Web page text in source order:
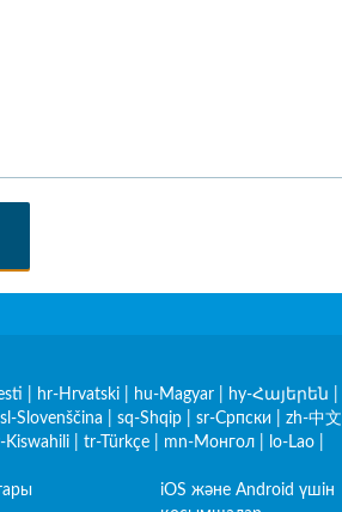
hr-Hrvatski hu-Magyar hy-Հայերեն
sl-Slovenščina sq-Shqip sr-Српски zh-中文
Kiswahili tr-Türkçe mn-Монгол lo-Lao
iOS және Android үшін